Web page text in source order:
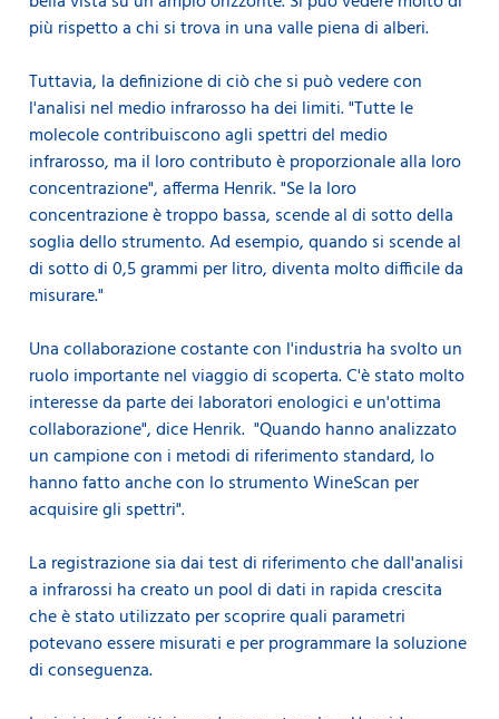
più rispetto a chi si trova in una valle piena di alberi.
Tuttavia, la definizione di ciò che si può vedere con
l'analisi nel medio infrarosso ha dei limiti. "Tutte le
molecole contribuiscono agli spettri del medio
infrarosso, ma il loro contributo è proporzionale alla loro
concentrazione", afferma Henrik. "Se la loro
concentrazione è troppo bassa, scende al di sotto della
soglia dello strumento. Ad esempio, quando si scende al
di sotto di 0,5 grammi per litro, diventa molto difficile da
misurare."
Una collaborazione costante con l'industria ha svolto un
ruolo importante nel viaggio di scoperta. C'è stato molto
interesse da parte dei laboratori enologici e un'ottima
collaborazione", dice Henrik. "Quando hanno analizzato
un campione con i metodi di riferimento standard, lo
hanno fatto anche con lo strumento WineScan per
acquisire gli spettri".
La registrazione sia dai test di riferimento che dall'analisi
a infrarossi ha creato un pool di dati in rapida crescita
che è stato utilizzato per scoprire quali parametri
potevano essere misurati e per programmare la soluzione
di conseguenza.